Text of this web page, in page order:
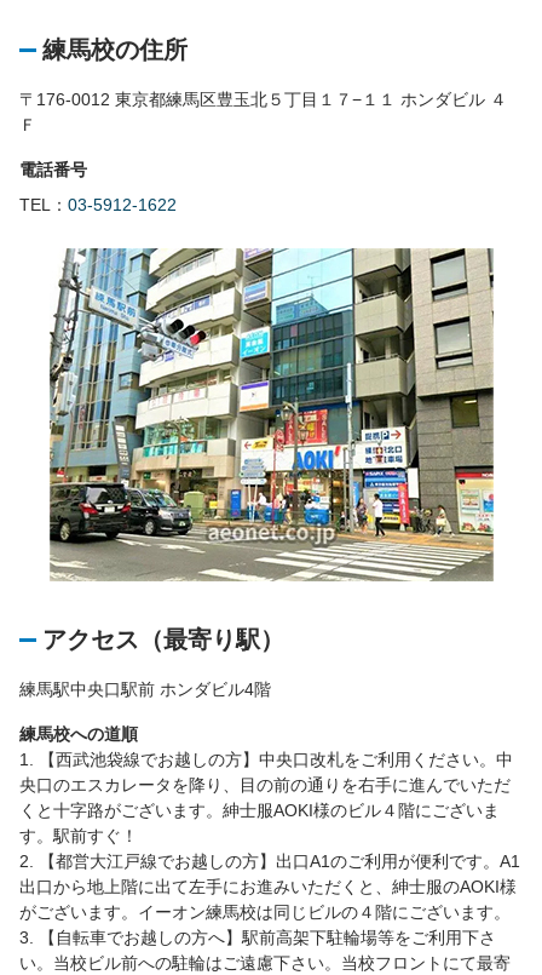
練馬校の住所
〒176-0012 東京都練馬区豊玉北５丁目１７−１１ ホンダビル ４
Ｆ
電話番号
TEL： 03-5912-1622
アクセス（最寄り駅）
練馬駅中央口駅前 ホンダビル4階
練馬校への道順
1. 【西武池袋線でお越しの方】中央口改札をご利用ください。中
央口のエスカレータを降り、目の前の通りを右手に進んでいただ
くと十字路がございます。紳士服AOKI様のビル４階にございま
す。駅前すぐ！
2. 【都営大江戸線でお越しの方】出口A1のご利用が便利です。A1
出口から地上階に出て左手にお進みいただくと、紳士服のAOKI様
がございます。イーオン練馬校は同じビルの４階にございます。
3. 【自転車でお越しの方へ】駅前高架下駐輪場等をご利用下さ
い。当校ビル前への駐輪はご遠慮下さい。当校フロントにて最寄